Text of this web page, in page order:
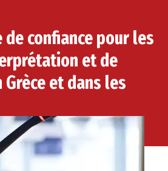
confiance pour les
et de
et dans les